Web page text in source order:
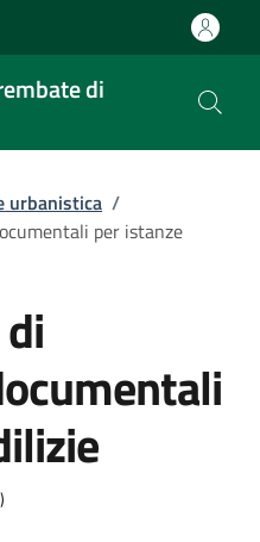
di
urbanistica /
per istanze
)